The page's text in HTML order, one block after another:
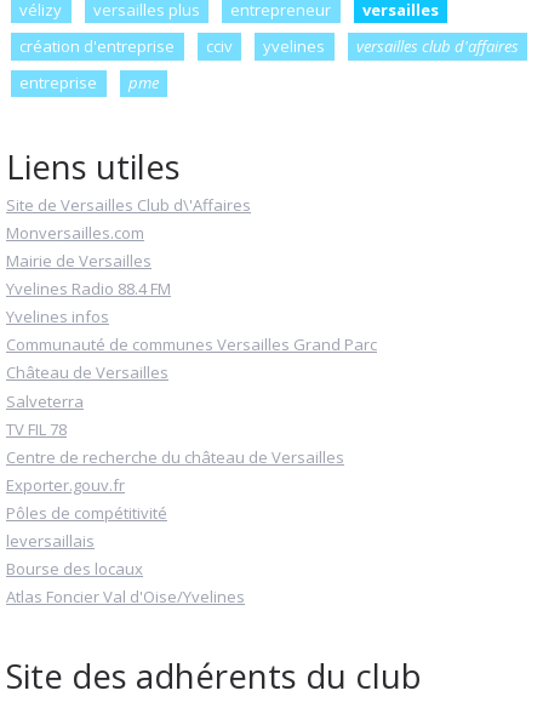
vélizy versailles plus entrepreneur
versailles
création d'entreprise
cciv yvelines
versailles club d'affaires
entreprise
pme
Liens utiles
Site de Versailles Club d\'Affaires
Monversailles.com
Mairie de Versailles
Yvelines Radio 88.4 FM
Yvelines infos
Communauté de communes Versailles Grand Parc
Château de Versailles
Salveterra
TV FIL 78
Centre de recherche du château de Versailles
Exporter.gouv.fr
Pôles de compétitivité
leversaillais
Bourse des locaux
Atlas Foncier Val d'Oise/Yvelines
Site des adhérents du club